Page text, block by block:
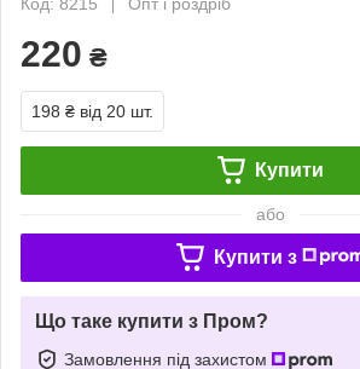
220 ₴
198 ₴ від 20 шт.
Купити
або
Купити з
Що таке купити з Пром?
Замовлення під захистом